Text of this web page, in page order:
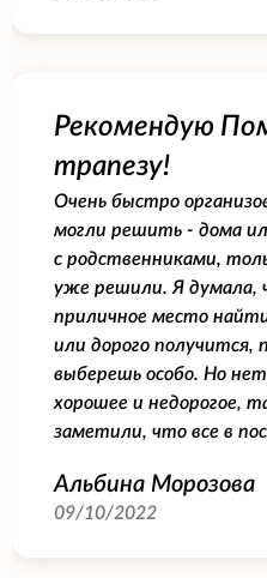
Рекомендую
трапезу!
Очень быстро
могли решить - дома
с родственниками,
уже решили. Я думала,
приличное место
или дорого
выберешь особо. Но
хорошее и недорогое,
заметили, что все в
Альбина Морозова
09/10/2022